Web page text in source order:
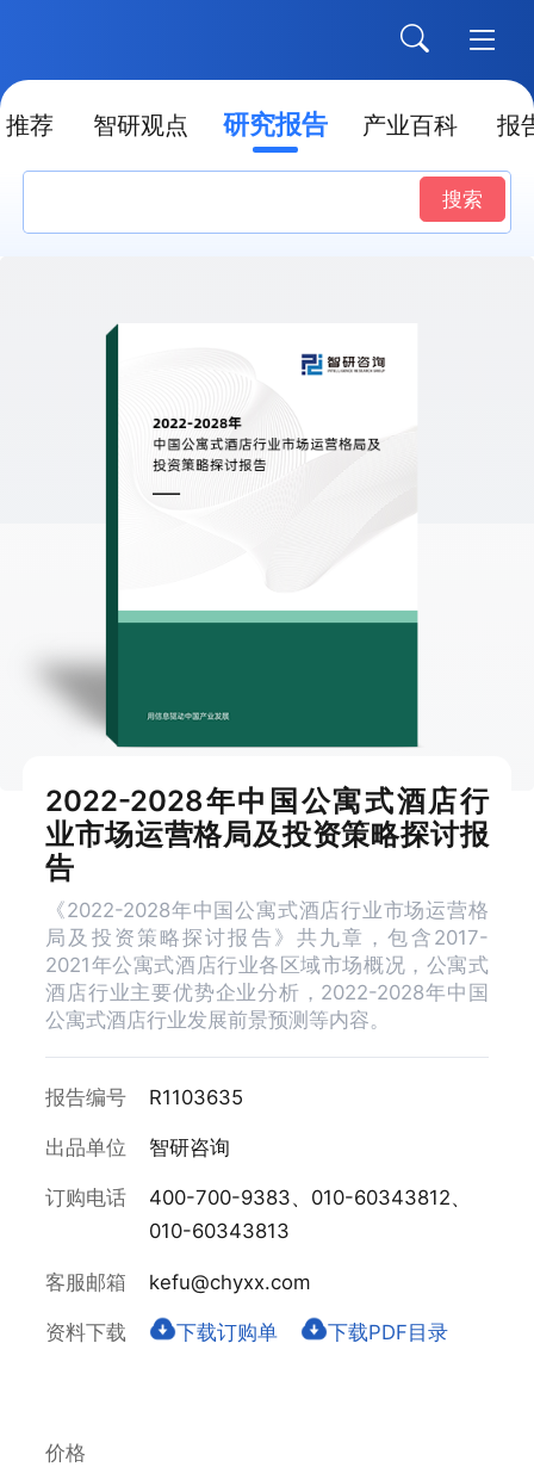
推荐 智研观点 研究报告 产业百科 报
搜索
2022-2028年中国公寓式酒店行
业市场运营格局及投资策略探讨报
告
《2022-2028年中国公寓式酒店行业市场运营格
局及投资策略探讨报告》共九章，包含2017-
2021年公寓式酒店行业各区域市场概况，公寓式
酒店行业主要优势企业分析，2022-2028年中国
公寓式酒店行业发展前景预测等内容。
报告编号 R1103635
出品单位 智研咨询
订购电话
400-700-9383、010-60343812、
010-60343813
客服邮箱 kefu@chyxx.com
资料下载 下载订购单 下载PDF目录
价格